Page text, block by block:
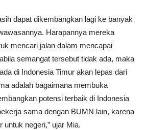
dapat dikembangkan lagi ke banyak
Harapannya mereka
mencari jalan dalam mencapai
semangat tersebut tidak ada, maka
di Indonesia Timur akan lepas dari
adalah bagaimana membuka
potensi terbaik di Indonesia
sama dengan BUMN lain, karena
untuk negeri,” ujar Mia.